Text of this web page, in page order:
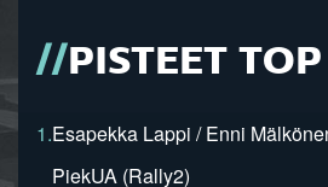
PISTEET
1.Esapekka Lappi / Enni
PiekUA (Rally2)